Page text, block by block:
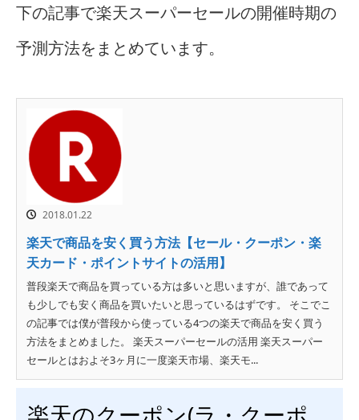
下の記事で楽天スーパーセールの開催時期の
予測方法をまとめています。
2018.01.22
楽天で商品を安く買う方法【セール・クーポン・楽
天カード・ポイントサイトの活用】
普段楽天で商品を買っている方は多いと思いますが、誰であって
も少しでも安く商品を買いたいと思っているはずです。 そこでこ
の記事では僕が普段から使っている4つの楽天で商品を安く買う
方法をまとめました。 楽天スーパーセールの活用 楽天スーパー
セールとはおよそ3ヶ月に一度楽天市場、楽天モ...